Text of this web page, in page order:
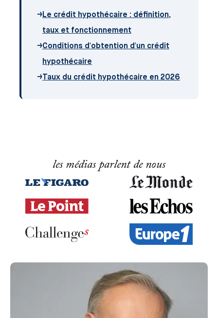
→Le crédit hypothécaire : définition,
taux et fonctionnement
→Conditions d'obtention d'un crédit
hypothécaire
→ Taux du crédit hypothécaire en 2026
les médias parlent de nous